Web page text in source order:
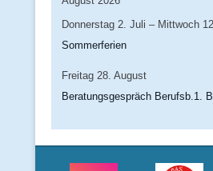
Donnerstag 2. Juli – Mittwoch 12.
Sommerferien
Freitag 28. August
Beratungsgespräch Berufsb.1.